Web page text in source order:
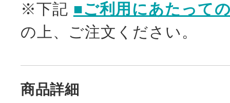
※下記 ■ご利用にあたって
の上、ご注文ください。
商品詳細